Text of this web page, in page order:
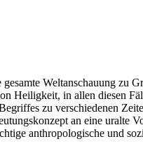
Weltanschauung zu
Heiligkeit, in allen diesen
zu verschiedenen
an eine
anthropologische und